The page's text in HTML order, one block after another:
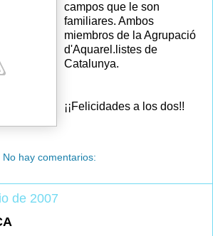
campos que le son
familiares. Ambos
miembros de la Agrupació
d'Aquarel.listes de
Catalunya.
¡¡Felicidades a los dos!!
No hay comentarios:
de 2007